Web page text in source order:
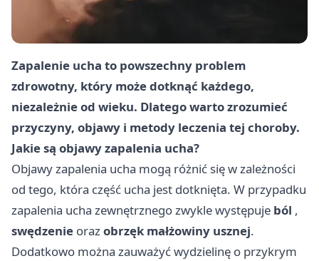
Zapalenie ucha to powszechny problem
zdrowotny, który może dotknąć każdego,
niezależnie od wieku. Dlatego warto zrozumieć
przyczyny, objawy i metody leczenia tej choroby.
Jakie są objawy zapalenia ucha?
Objawy zapalenia ucha mogą różnić się w zależności
od tego, która część ucha jest dotknięta. W przypadku
zapalenia ucha zewnętrznego zwykle występuje ból ,
swędzenie orazobrzęk małżowiny usznej.
Dodatkowo można zauważyć wydzielinę o przykrym